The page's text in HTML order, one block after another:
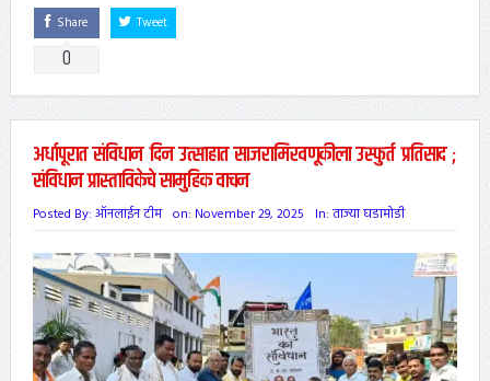
Share
0
Tweet
अर्धापूरात संविधान दिन उत्साहात साजरामिरवणूकीला उस्फुर्त प्रतिसाद ;
संविधान प्रास्ताविकेचे सामुहिक वाचन
Posted By: ऑनलाईन टीम on: November 29, 2025 In: ताज्या घडामोडी